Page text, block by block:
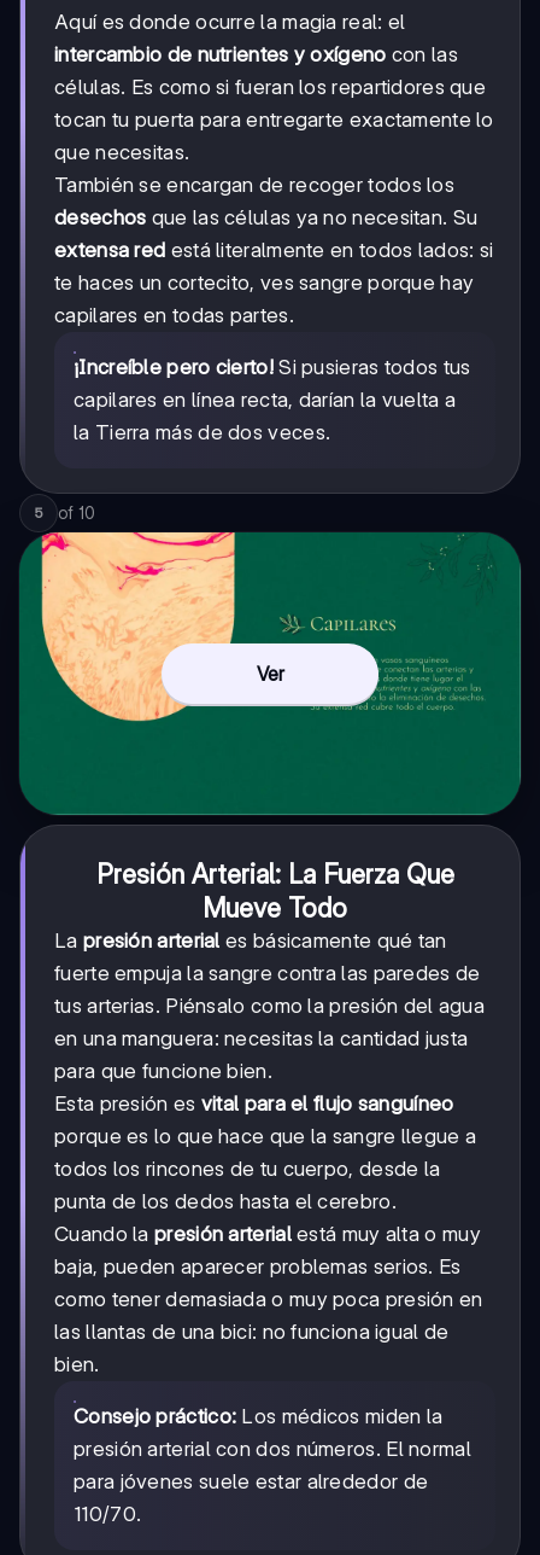
Aquí es donde ocurre la magia real: el
intercambio de nutrientes y oxígeno con las
células. Es como si fueran los repartidores que
tocan tu puerta para entregarte exactamente lo
que necesitas.
También se encargan de recoger todos los
desechos que las células ya no necesitan. Su
extensa red está literalmente en todos lados: si
te haces un cortecito, ves sangre porque hay
capilares en todas partes.
¡Increíble pero cierto!Si pusieras todos tus
capilares en línea recta, darían la vuelta a
la Tierra más de dos veces.
5 of 10
Ver
Presión Arterial: La Fuerza Que
Mueve Todo
La presión arterial es básicamente qué tan
fuerte empuja la sangre contra las paredes de
tus arterias. Piénsalo como la presión del agua
en una manguera: necesitas la cantidad justa
para que funcione bien.
Esta presión es vital para el flujo sanguíneo
porque es lo que hace que la sangre llegue a
todos los rincones de tu cuerpo, desde la
punta de los dedos hasta el cerebro.
Cuando la presión arterialestá muy alta o muy
baja, pueden aparecer problemas serios. Es
como tener demasiada o muy poca presión en
las llantas de una bici: no funciona igual de
bien.
Consejo práctico: Los médicos miden la
presión arterial con dos números. El normal
para jóvenes suele estar alrededor de
110/70.